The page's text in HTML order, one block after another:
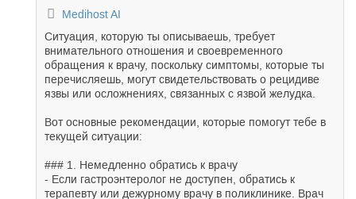
Medihost AI
Ситуация, которую ты описываешь, требует
внимательного отношения и своевременного
обращения к врачу, поскольку симптомы, которые ты
перечисляешь, могут свидетельствовать о рецидиве
язвы или осложнениях, связанных с язвой желудка.
Вот основные рекомендации, которые помогут тебе в
текущей ситуации:
### 1. Немедленно обратись к врачу
- Если гастроэнтеролог не доступен, обратись к
терапевту или дежурному врачу в поликлинике. Врач